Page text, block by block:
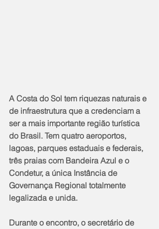
A Costa do Sol tem riquezas naturais e
de infraestrutura que a credenciam a
ser a mais importante região turística
do Brasil. Tem quatro aeroportos,
lagoas, parques estaduais e federais,
três praias com Bandeira Azul e o
Condetur, a única Instância de
Governança Regional totalmente
legalizada e unida.
Durante o encontro, o secretário de